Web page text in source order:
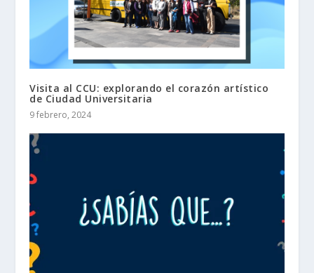
Visita al CCU: explorando el corazón artístico
de Ciudad Universitaria
9 febrero, 2024